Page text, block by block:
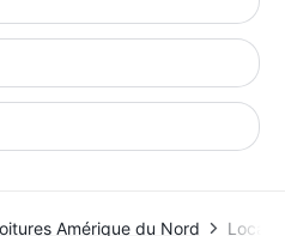
Amérique du Nord